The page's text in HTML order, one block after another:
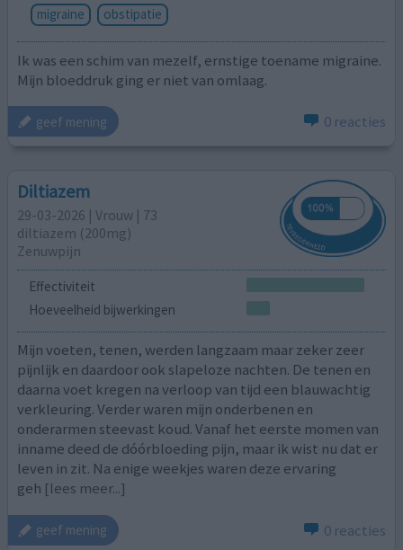
migraine
obstipatie
Ik was een schim van mezelf, ernstige toename migraine.
Mijn bloeddruk ging er niet van omlaag.
geef mening 0 reacties
Diltiazem
29-03-2026 | Vrouw | 73
diltiazem (200mg)
Zenuwpijn
Effectiviteit
Hoeveelheid bijwerkingen
Mijn voeten, tenen, werden langzaam maar zeker zeer
pijnlijk en daardoor ook slapeloze nachten. De tenen en
daarna voet kregen na verloop van tijd een blauwachtig
verkleuring. Verder waren mijn onderbenen en
onderarmen steevast koud. Vanaf het eerste momen van
inname deed de dóórbloeding pijn, maar ik wist nu dat er
leven in zit. Na enige weekjes waren deze ervaring
geh [lees meer...]
geef mening 0 reacties